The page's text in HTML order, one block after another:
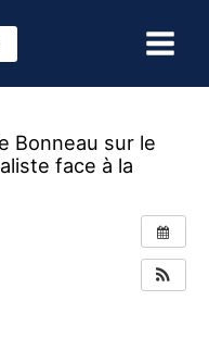
Menu
Bonneau sur le
face à la